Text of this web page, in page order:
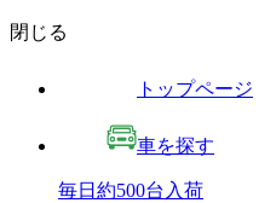
閉じる
トップページ
車を探す
毎日約500台入荷